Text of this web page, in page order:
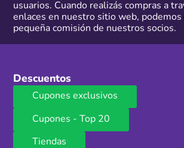
usuarios. Cuando realizás compras a
enlaces en nuestro sitio web, podemos
pequeña comisión de nuestros socios.
Descuentos
Cupones exclusivos
Cupones - Top 20
Tiendas